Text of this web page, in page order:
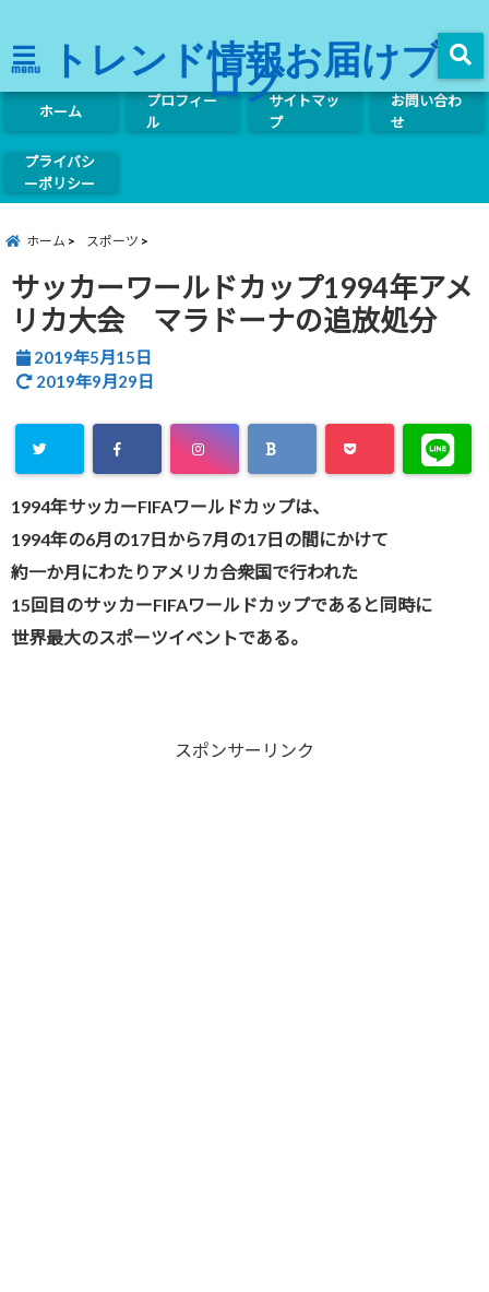
menu トレンド情報お届けブ
ログ
ホーム
プロフィー
ル
サイトマッ
プ
お問い合わ
せ
プライバシ
ーポリシー
ホーム スポーツ
サッカーワールドカップ1994年アメ
リカ大会 マラドーナの追放処分
2019年5月15日
2019年9月29日
1994年サッカーFIFAワールドカップは、
1994年の6月の17日から7月の17日の間にかけて
約一か月にわたりアメリカ合衆国で行われた
15回目のサッカーFIFAワールドカップであると同時に
世界最大のスポーツイベントである。
スポンサーリンク